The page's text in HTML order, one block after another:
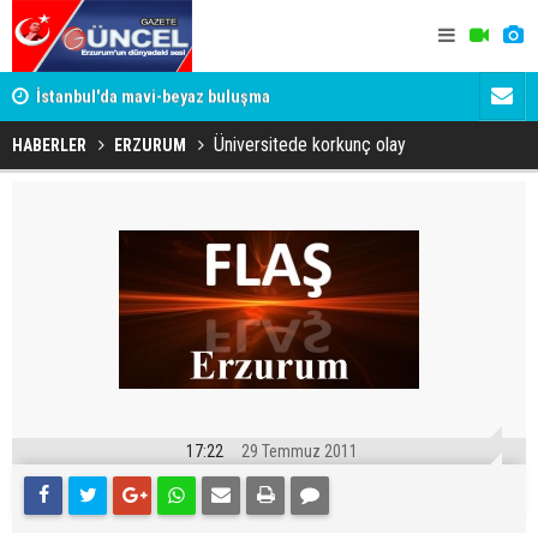
İstanbul'da mavi-beyaz buluşma
HABERLER ERZURUM Üniversitede korkunç olay
17:22 29 Temmuz 2011